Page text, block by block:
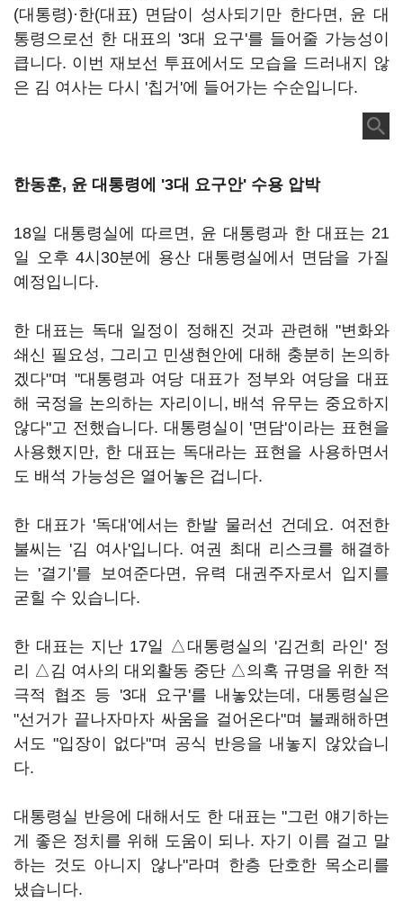
(대통령)·한(대표) 면담이 성사되기만 한다면, 윤 대
통령으로선 한 대표의 '3대 요구'를 들어줄 가능성이
큽니다. 이번 재보선 투표에서도 모습을 드러내지 않
은 김 여사는 다시 '칩거'에 들어가는 수순입니다.
한동훈, 윤 대통령에 '3대 요구안' 수용 압박
18일 대통령실에 따르면, 윤 대통령과 한 대표는 21
일 오후 4시30분에 용산 대통령실에서 면담을 가질
예정입니다.
한 대표는 독대 일정이 정해진 것과 관련해 "변화와
쇄신 필요성, 그리고 민생현안에 대해 충분히 논의하
겠다"며 "대통령과 여당 대표가 정부와 여당을 대표
해 국정을 논의하는 자리이니, 배석 유무는 중요하지
않다"고 전했습니다. 대통령실이 '면담'이라는 표현을
사용했지만, 한 대표는 독대라는 표현을 사용하면서
도 배석 가능성은 열어놓은 겁니다.
한 대표가 '독대'에서는 한발 물러선 건데요. 여전한
불씨는 '김 여사'입니다. 여권 최대 리스크를 해결하
는 '결기'를 보여준다면, 유력 대권주자로서 입지를
굳힐 수 있습니다.
한 대표는 지난 17일 △대통령실의 '김건희 라인' 정
리 △김 여사의 대외활동 중단 △의혹 규명을 위한 적
극적 협조 등 '3대 요구'를 내놓았는데, 대통령실은
"선거가 끝나자마자 싸움을 걸어온다"며 불쾌해하면
서도 "입장이 없다"며 공식 반응을 내놓지 않았습니
다.
대통령실 반응에 대해서도 한 대표는 "그런 얘기하는
게 좋은 정치를 위해 도움이 되나. 자기 이름 걸고 말
하는 것도 아니지 않나"라며 한층 단호한 목소리를
냈습니다.